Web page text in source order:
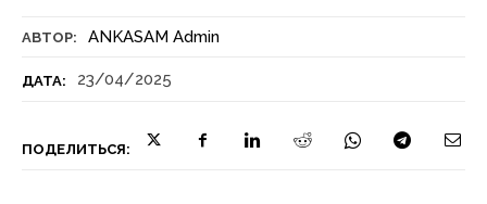
АВТОР: ANKASAM Admin
ДАТА: 23/04/2025
ПОДЕЛИТЬСЯ: